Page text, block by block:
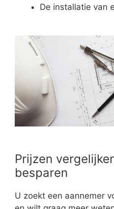
De installatie van
Prijzen
besparen
U zoekt een aannemer